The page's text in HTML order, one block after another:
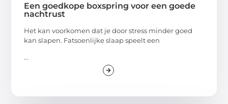
Een goedkope boxspring voor een goede
nachtrust
Het kan voorkomen dat je door stress minder goed
kan slapen. Fatsoenlijke slaap speelt een
...